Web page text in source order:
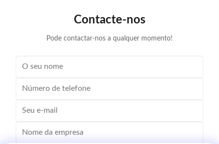
appropriate for the item to be cleaned and the type of
Contacte-nos
Pode contactar-nos a qualquer momento!